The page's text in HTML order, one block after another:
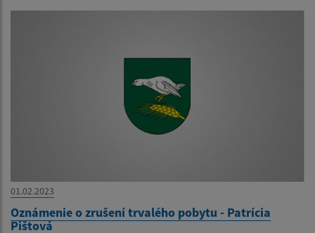
01.02.2023
Oznámenie o zrušení trvalého pobytu - Patrícia
Pištová